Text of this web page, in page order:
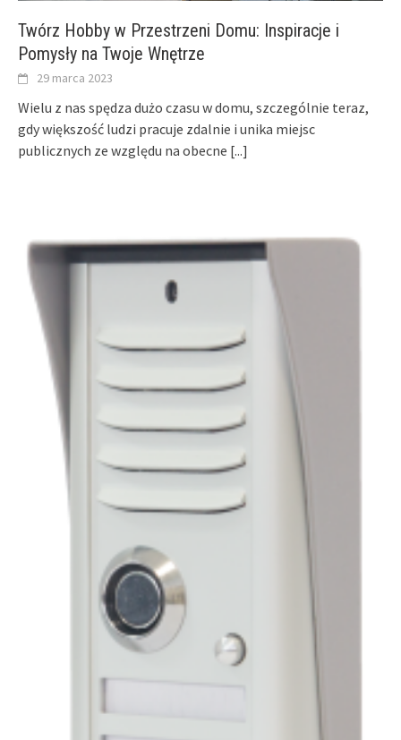
Twórz Hobby w Przestrzeni Domu: Inspiracje i
Pomysły na Twoje Wnętrze
29 marca 2023
Wielu z nas spędza dużo czasu w domu, szczególnie teraz,
gdy większość ludzi pracuje zdalnie i unika miejsc
publicznych ze względu na obecne [...]